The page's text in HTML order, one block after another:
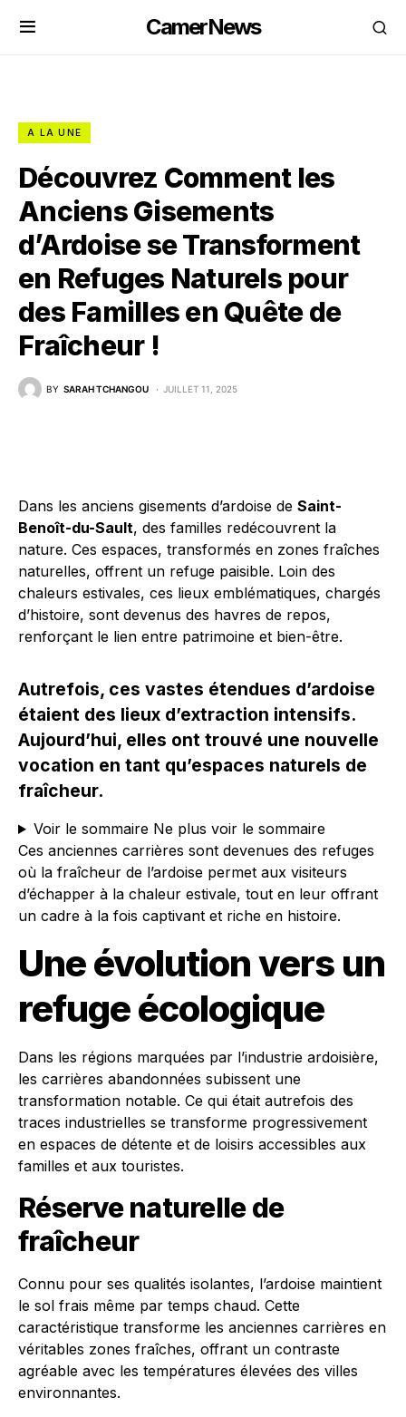
CamerNews
A LA UNE
Découvrez Comment les
Anciens Gisements
d’Ardoise se Transforment
en Refuges Naturels pour
des Familles en Quête de
Fraîcheur !
BY SARAH TCHANGOU JUILLET 11, 2025
Dans les anciens gisements d’ardoise de Saint-
Benoît-du-Sault, des familles redécouvrent la
nature. Ces espaces, transformés en zones fraîches
naturelles, offrent un refuge paisible. Loin des
chaleurs estivales, ces lieux emblématiques, chargés
d’histoire, sont devenus des havres de repos,
renforçant le lien entre patrimoine et bien-être.
Autrefois, ces vastes étendues d’ardoise
étaient des lieux d’extraction intensifs.
Aujourd’hui, elles ont trouvé une nouvelle
vocation en tant qu’espaces naturels de
fraîcheur.
Voir le sommaire Ne plus voir le sommaire
Ces anciennes carrières sont devenues des refuges
où la fraîcheur de l’ardoise permet aux visiteurs
d’échapper à la chaleur estivale, tout en leur offrant
un cadre à la fois captivant et riche en histoire.
Une évolution vers un
refuge écologique
Dans les régions marquées par l’industrie ardoisière,
les carrières abandonnées subissent une
transformation notable. Ce qui était autrefois des
traces industrielles se transforme progressivement
en espaces de détente et de loisirs accessibles aux
familles et aux touristes.
Réserve naturelle de
fraîcheur
Connu pour ses qualités isolantes, l’ardoise maintient
le sol frais même par temps chaud. Cette
caractéristique transforme les anciennes carrières en
véritables zones fraîches, offrant un contraste
agréable avec les températures élevées des villes
environnantes.